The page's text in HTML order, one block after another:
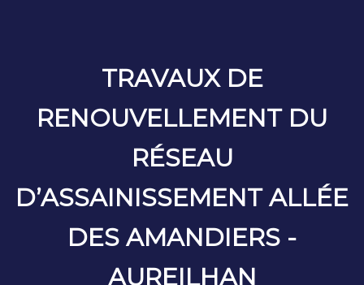
TRAVAUX DE
RENOUVELLEMENT DU
RÉSEAU
D’ASSAINISSEMENT ALLÉE
DES AMANDIERS -
AUREILHAN